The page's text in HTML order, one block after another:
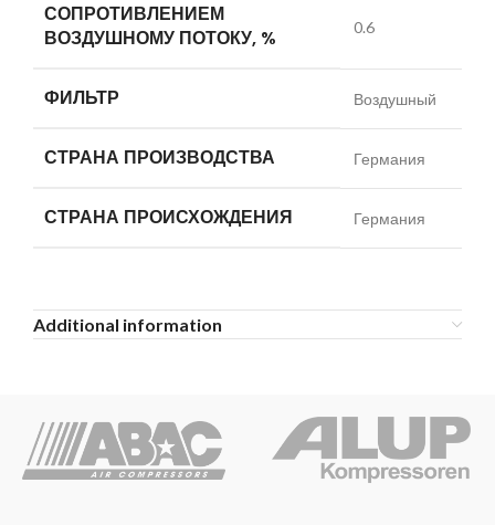
СОПРОТИВЛЕНИЕМ
ВОЗДУШНОМУ ПОТОКУ, %
0.6
ФИЛЬТР Воздушный
СТРАНА ПРОИЗВОДСТВА Германия
СТРАНА ПРОИСХОЖДЕНИЯ Германия
Additional information